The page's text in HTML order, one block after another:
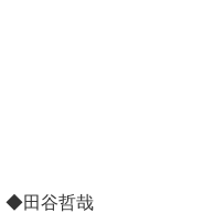
◆田谷哲哉